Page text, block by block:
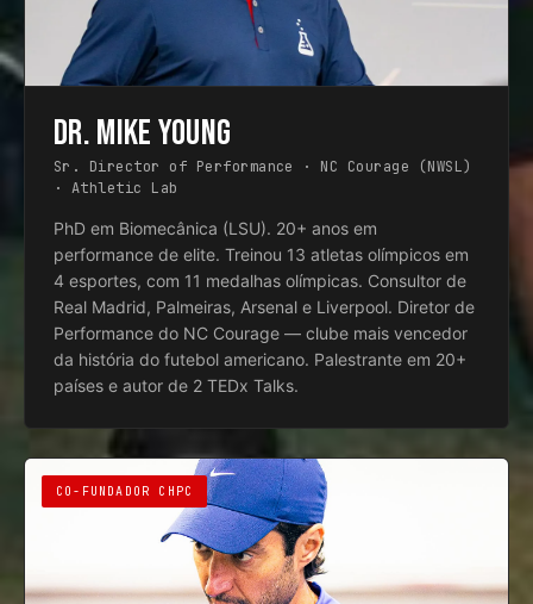
DR. MIKE YOUNG
Sr. Director of Performance · NC Courage (NWSL)
· Athletic Lab
PhD em Biomecânica (LSU). 20+ anos em
performance de elite. Treinou 13 atletas olímpicos em
4 esportes, com 11 medalhas olímpicas. Consultor de
Real Madrid, Palmeiras, Arsenal e Liverpool. Diretor de
Performance do NC Courage — clube mais vencedor
da história do futebol americano. Palestrante em 20+
países e autor de 2 TEDx Talks.
CO-FUNDADOR CHPC